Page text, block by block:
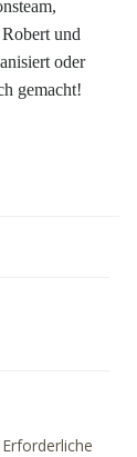
und
oder
gemacht!
Erforderliche